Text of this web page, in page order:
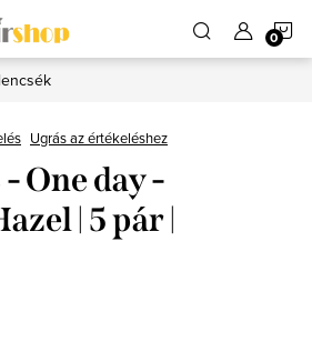
Ugrás az értékeléshez
One day -
| 5 pár |